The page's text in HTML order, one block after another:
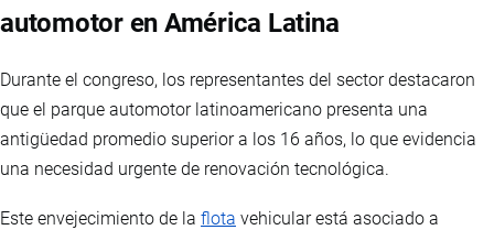
automotor en América Latina
Durante el congreso, los representantes del sector destacaron
que el parque automotor latinoamericano presenta una
antigüedad promedio superior a los 16 años, lo que evidencia
una necesidad urgente de renovación tecnológica.
Este envejecimiento de la flota vehicular está asociado a